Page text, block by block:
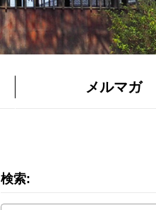
メルマガ
検索: